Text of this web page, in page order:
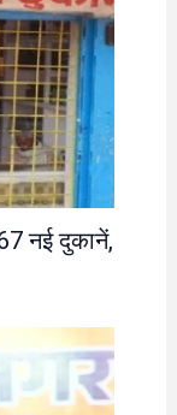
नई दुकानें,